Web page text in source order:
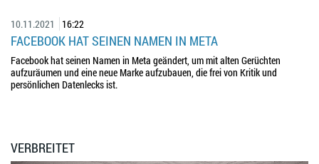
10.11.2021 16:22
FACEBOOK HAT SEINEN NAMEN IN META
Facebook hat seinen Namen in Meta geändert, um mit alten Gerüchten
aufzuräumen und eine neue Marke aufzubauen, die frei von Kritik und
persönlichen Datenlecks ist.
VERBREITET